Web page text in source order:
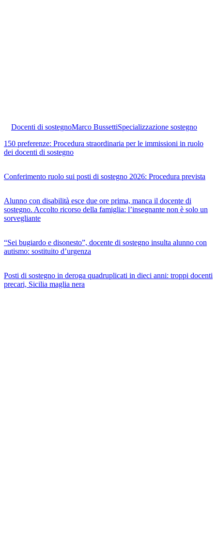
Docenti di sostegnoMarco BussettiSpecializzazione sostegno
150 preferenze: Procedura straordinaria per le immissioni in ruolo
dei docenti di sostegno
Conferimento ruolo sui posti di sostegno 2026: Procedura prevista
Alunno con disabilità esce due ore prima, manca il docente di
sostegno. Accolto ricorso della famiglia: l’insegnante non è solo un
sorvegliante
“Sei bugiardo e disonesto”, docente di sostegno insulta alunno con
autismo: sostituito d’urgenza
Posti di sostegno in deroga quadruplicati in dieci anni: troppi docenti
precari, Sicilia maglia nera